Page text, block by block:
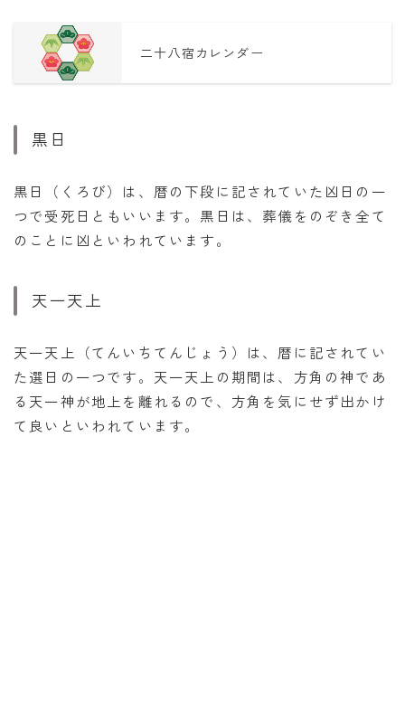
二十八宿カレンダー
黒日
黒日（くろび）は、暦の下段に記されていた凶日の一
つで受死日ともいいます。黒日は、葬儀をのぞき全て
のことに凶といわれています。
天一天上
天一天上（てんいちてんじょう）は、暦に記されてい
た選日の一つです。天一天上の期間は、方角の神であ
る天一神が地上を離れるので、方角を気にせず出かけ
て良いといわれています。